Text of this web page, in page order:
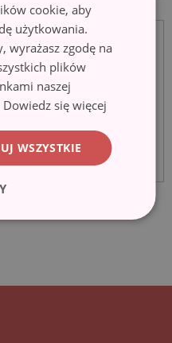
cookie, aby
użytkowania.
wyrażasz zgodę na
plików
naszej
Dowiedz się więcej
WSZYSTKIE